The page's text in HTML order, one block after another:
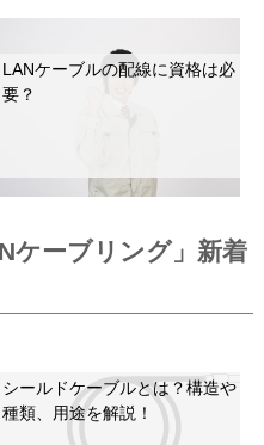
LANケーブルの配線に資格は必
要？
ケーブリング」新着
シールドケーブルとは？構造や
種類、用途を解説！